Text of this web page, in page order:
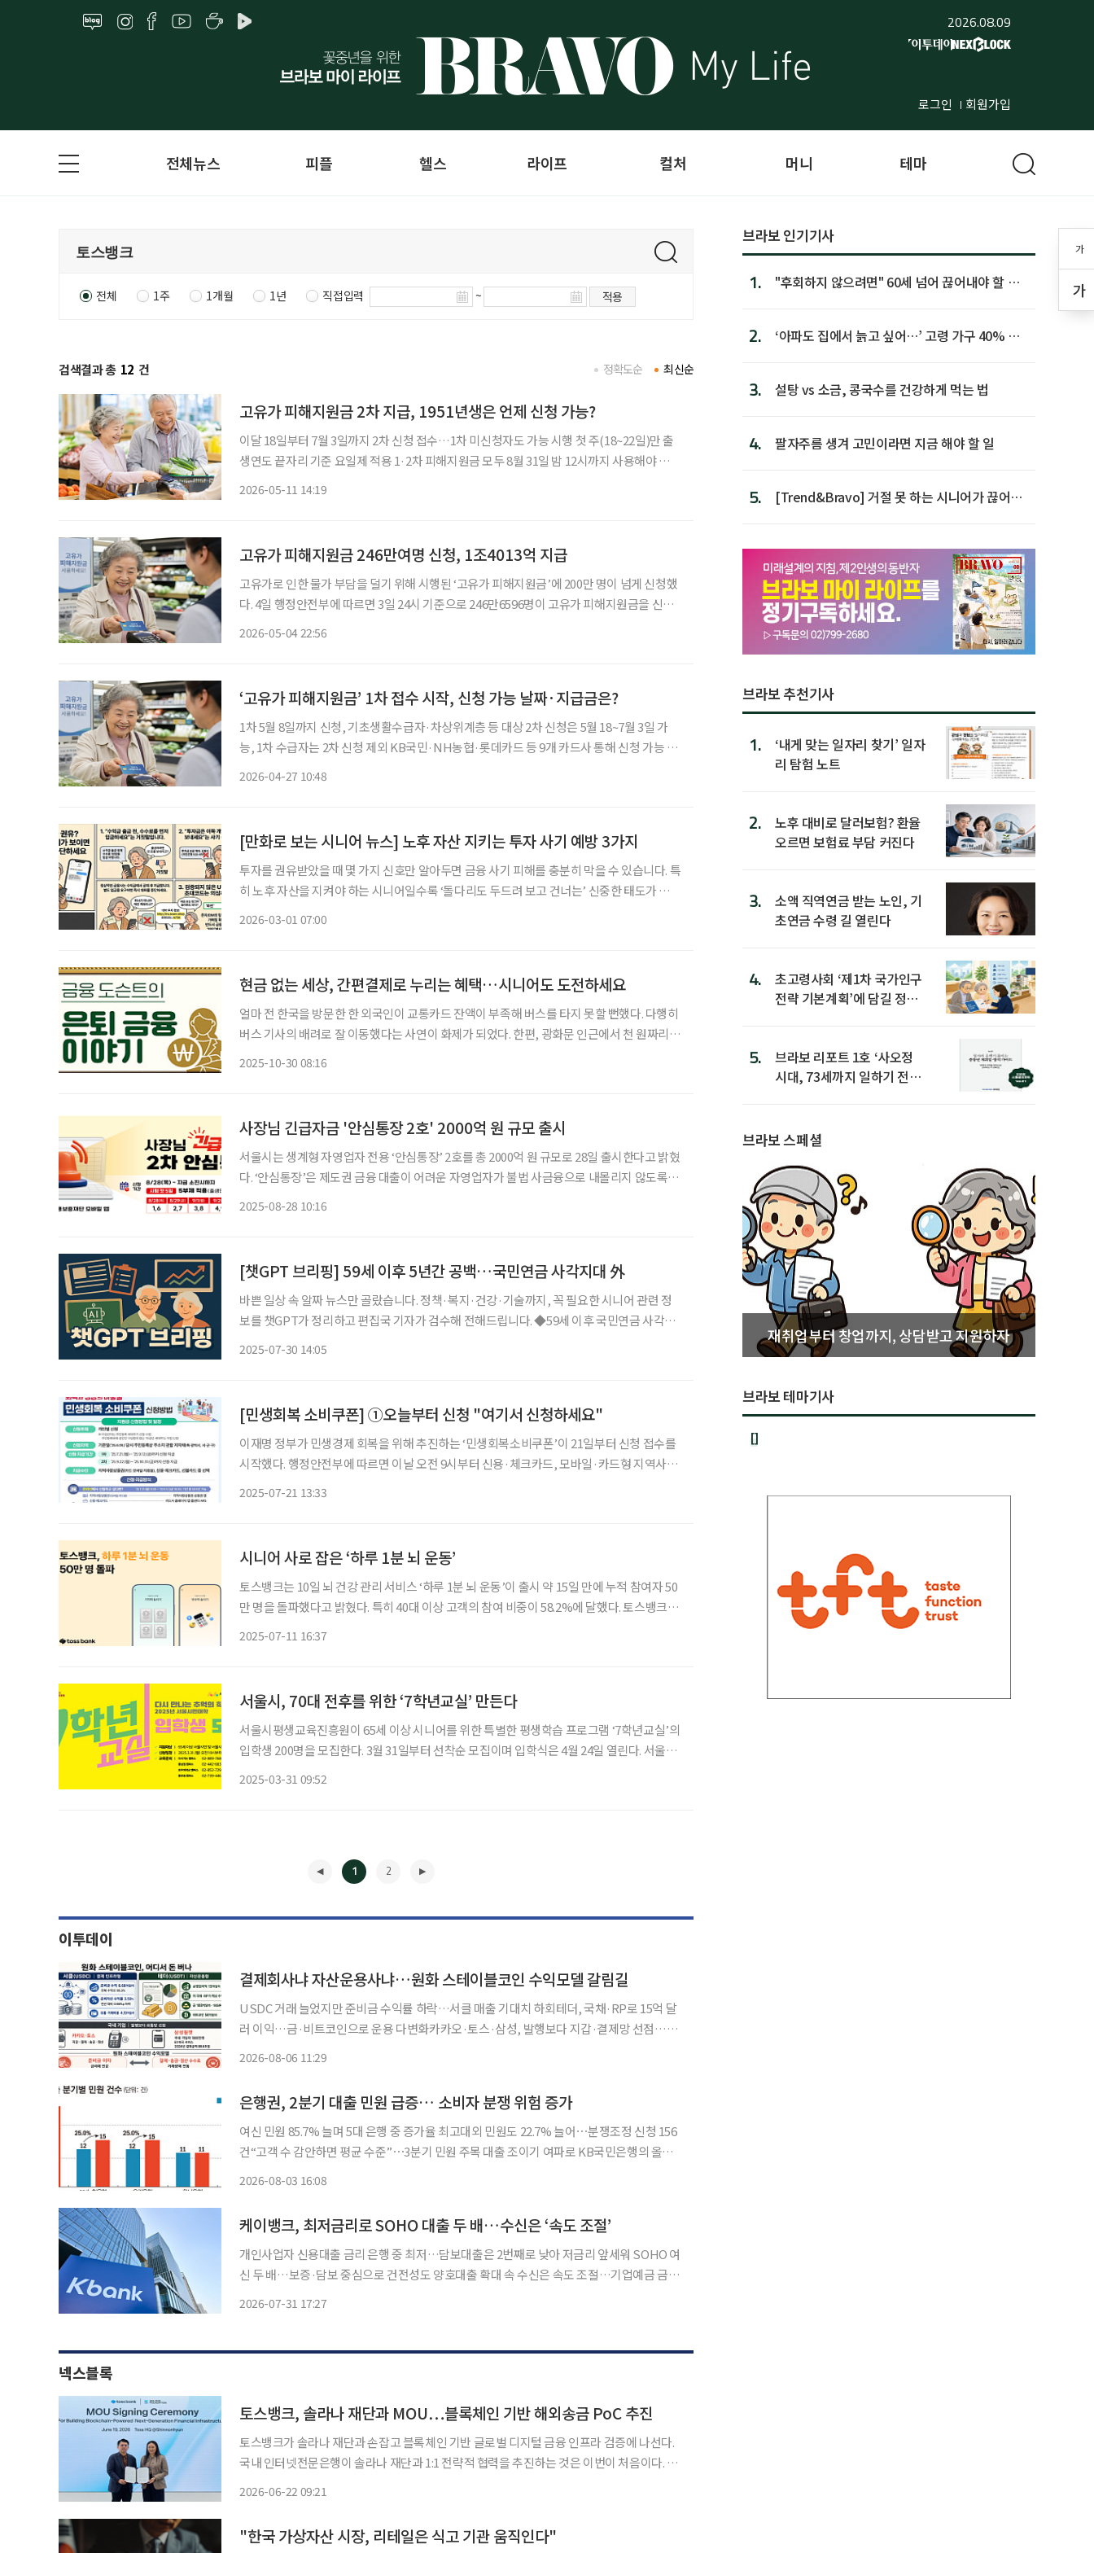
2026.08.09
로그인 회원가입
가
가
전체뉴스 피플 헬스 라이프 컬처 머니 테마
전체 1주 1개월 1년 직접입력 ~ 적용
검색결과 총 12 건 최신순
정확도순
고유가 피해지원금 2차 지급, 1951년생은 언제 신청 가능?
이달 18일부터 7월 3일까지 2차 신청 접수…1차 미신청자도 가능 시행 첫 주(18~22일)만 출
생연도 끝자리 기준 요일제 적용 1·2차 피해지원금 모두 8월 31일 밤 12시까지 사용해야 정부
2026-05-11 14:19
고유가 피해지원금 246만여명 신청, 1조4013억 지급
고유가로 인한 물가 부담을 덜기 위해 시행된 ‘고유가 피해지원금’에 200만 명이 넘게 신청했
다. 4일 행정안전부에 따르면 3일 24시 기준으로 246만6596명이 고유가 피해지원금을 신청
2026-05-04 22:56
‘고유가 피해지원금’ 1차 접수 시작, 신청 가능 날짜·지급금은?
1차 5월 8일까지 신청, 기초생활수급자·차상위계층 등 대상 2차 신청은 5월 18~7월 3일 가
능, 1차 수급자는 2차 신청 제외 KB국민·NH농협·롯데카드 등 9개 카드사 통해 신청 가능 중
2026-04-27 10:48
[만화로 보는 시니어 뉴스] 노후 자산 지키는 투자 사기 예방 3가지
투자를 권유받았을 때 몇 가지 신호만 알아두면 금융 사기 피해를 충분히 막을 수 있습니다. 특
히 노후 자산을 지켜야 하는 시니어일수록 ‘돌다리도 두드려 보고 건너는’ 신중한 태도가 무엇
2026-03-01 07:00
현금 없는 세상, 간편결제로 누리는 혜택…시니어도 도전하세요
얼마 전 한국을 방문한 한 외국인이 교통카드 잔액이 부족해 버스를 타지 못할 뻔했다. 다행히
버스 기사의 배려로 잘 이동했다는 사연이 화제가 되었다. 한편, 광화문 인근에서 천 원짜리
2025-10-30 08:16
사장님 긴급자금 '안심통장 2호' 2000억 원 규모 출시
서울시는 생계형 자영업자 전용 ‘안심통장’ 2호를 총 2000억 원 규모로 28일 출시한다고 밝혔
다. ‘안심통장’은 제도권 금융 대출이 어려운 자영업자가 불법 사금융으로 내몰리지 않도록 마
2025-08-28 10:16
[챗GPT 브리핑] 59세 이후 5년간 공백…국민연금 사각지대 外
바쁜 일상 속 알짜 뉴스만 골랐습니다. 정책·복지·건강·기술까지, 꼭 필요한 시니어 관련 정
보를 챗GPT가 정리하고 편집국 기자가 검수해 전해드립니다. ◆59세 이후 국민연금 사각지
2025-07-30 14:05
[민생회복 소비쿠폰] ①오늘부터 신청 "여기서 신청하세요"
이재명 정부가 민생경제 회복을 위해 추진하는 ‘민생회복소비쿠폰’이 21일부터 신청 접수를
시작했다. 행정안전부에 따르면 이날 오전 9시부터 신용·체크카드, 모바일·카드형 지역사랑
2025-07-21 13:33
시니어 사로 잡은 ‘하루 1분 뇌 운동’
토스뱅크는 10일 뇌 건강 관리 서비스 ‘하루 1분 뇌 운동’이 출시 약 15일 만에 누적 참여자 50
만 명을 돌파했다고 밝혔다. 특히 40대 이상 고객의 참여 비중이 58.2%에 달했다. 토스뱅크가
2025-07-11 16:37
서울시, 70대 전후를 위한 ‘7학년교실’ 만든다
서울시평생교육진흥원이 65세 이상 시니어를 위한 특별한 평생학습 프로그램 ‘7학년교실’의
입학생 200명을 모집한다. 3월 31일부터 선착순 모집이며 입학식은 4월 24일 열린다. 서울시
2025-03-31 09:52
1 2
이투데이
결제회사냐 자산운용사냐…원화 스테이블코인 수익모델 갈림길
USDC 거래 늘었지만 준비금 수익률 하락…서클 매출 기대치 하회테더, 국채·RP로 15억 달
러 이익…금·비트코인으로 운용 다변화카카오·토스·삼성, 발행보다 지갑·결제망 선점…수
2026-08-06 11:29
은행권, 2분기 대출 민원 급증… 소비자 분쟁 위험 증가
여신 민원 85.7% 늘며 5대 은행 중 증가율 최고대외 민원도 22.7% 늘어⋯분쟁조정 신청 156
건“고객 수 감안하면 평균 수준”⋯3분기 민원 주목 대출 조이기 여파로 KB국민은행의 올해
2026-08-03 16:08
케이뱅크, 최저금리로 SOHO 대출 두 배…수신은 ‘속도 조절’
개인사업자 신용대출 금리 은행 중 최저…담보대출은 2번째로 낮아 저금리 앞세워 SOHO 여
신 두 배…보증·담보 중심으로 건전성도 양호대출 확대 속 수신은 속도 조절…기업예금 금리
2026-07-31 17:27
넥스블록
토스뱅크, 솔라나 재단과 MOU…블록체인 기반 해외송금 PoC 추진
토스뱅크가 솔라나 재단과 손잡고 블록체인 기반 글로벌 디지털 금융 인프라 검증에 나선다.
국내 인터넷전문은행이 솔라나 재단과 1:1 전략적 협력을 추진하는 것은 이번이 처음이다. 토
2026-06-22 09:21
"한국 가상자산 시장, 리테일은 식고 기관 움직인다"
브라보 인기기사
1.
"후회하지 않으려면" 60세 넘어 끊어내야 할 사
2.
‘아파도 집에서 늙고 싶어…’ 고령 가구 40% 노
3. 설탕 vs 소금, 콩국수를 건강하게 먹는 법
4. 팔자주름 생겨 고민이라면 지금 해야 할 일
5.
[Trend&Bravo] 거절 못 하는 시니어가 끊어야
브라보 추천기사
1.
‘내게 맞는 일자리 찾기’ 일자
리 탐험 노트
2.
노후 대비로 달러보험? 환율
오르면 보험료 부담 커진다
3.
소액 직역연금 받는 노인, 기
초연금 수령 길 열린다
4.
초고령사회 ‘제1차 국가인구
전략 기본계획’에 담길 정책
5.
브라보 리포트 1호 ‘사오정
시대, 73세까지 일하기 전략’
브라보 스페셜
재취업부터 창업까지, 상담받고 지원하자
브라보 테마기사
[]